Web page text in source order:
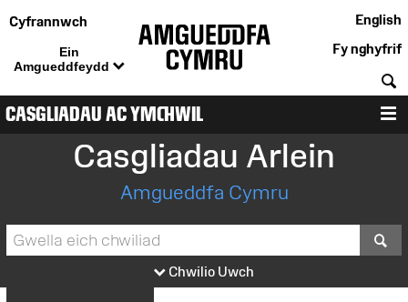
Cyfrannwch
Ein
Amgueddfeydd
English
Fy nghyfrif
CASGLIADAU AC YMCHWIL
Casgliadau Arlein
Amgueddfa Cymru
Chwilio Uwch